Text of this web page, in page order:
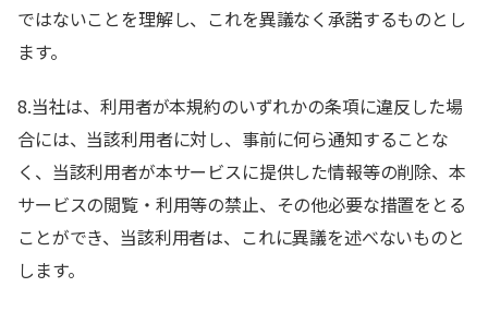
ではないことを理解し、これを異議なく承諾するものとし
ます。
8.当社は、利用者が本規約のいずれかの条項に違反した場
合には、当該利用者に対し、事前に何ら通知することな
く、当該利用者が本サービスに提供した情報等の削除、本
サービスの閲覧・利用等の禁止、その他必要な措置をとる
ことができ、当該利用者は、これに異議を述べないものと
します。